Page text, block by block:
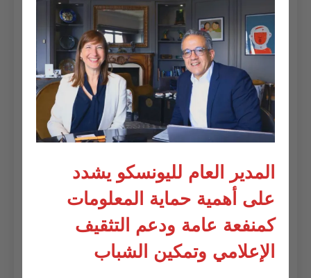
المدير العام لليونسكو يشدد
على أهمية حماية المعلومات
كمنفعة عامة ودعم التثقيف
الإعلامي وتمكين الشباب